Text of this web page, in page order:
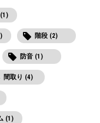
階段 (2)
防音 (1)
間取り (4)
(1)